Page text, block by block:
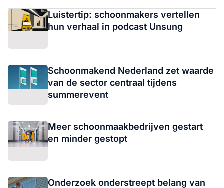
Luistertip: schoonmakers vertellen
hun verhaal in podcast Unsung
Schoonmakend Nederland zet waarde
van de sector centraal tijdens
summerevent
Meer schoonmaakbedrijven gestart
en minder gestopt
Onderzoek onderstreept belang van